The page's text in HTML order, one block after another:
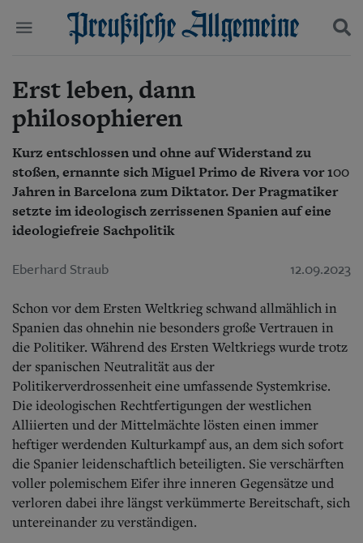
Start
Wer wir sind
Aktuelle Ausgabe
Abonnenten-Login
Abonnent werden
Abo Prämien
Archiv
Mediadaten
Politik
Kultur
Wirtschaft
Gesellschaft
Leben
Geschichte
Ostpreußen
Pommern
Berlin-Brandenburg
Danzig und Westpreußen
Bücher
Kontakt
Impressum
Datenschutz
Suchen und finden
Erst leben, dann
philosophieren
Kurz entschlossen und ohne auf Widerstand zu
stoßen, ernannte sich Miguel Primo de Rivera vor 100
Jahren in Barcelona zum Diktator. Der Pragmatiker
setzte im ideologisch zerrissenen Spanien auf eine
ideologiefreie Sachpolitik
Eberhard Straub 12.09.2023
Schon vor dem Ersten Weltkrieg schwand allmählich in
Spanien das ohnehin nie besonders große Vertrauen in
die Politiker. Während des Ersten Weltkriegs wurde trotz
der spanischen Neutralität aus der
Politikerverdrossenheit eine umfassende Systemkrise.
Die ideologischen Rechtfertigungen der westlichen
Alliierten und der Mittelmächte lösten einen immer
heftiger werdenden Kulturkampf aus, an dem sich sofort
die Spanier leidenschaftlich beteiligten. Sie verschärften
voller polemischem Eifer ihre inneren Gegensätze und
verloren dabei ihre längst verkümmerte Bereitschaft, sich
untereinander zu verständigen.